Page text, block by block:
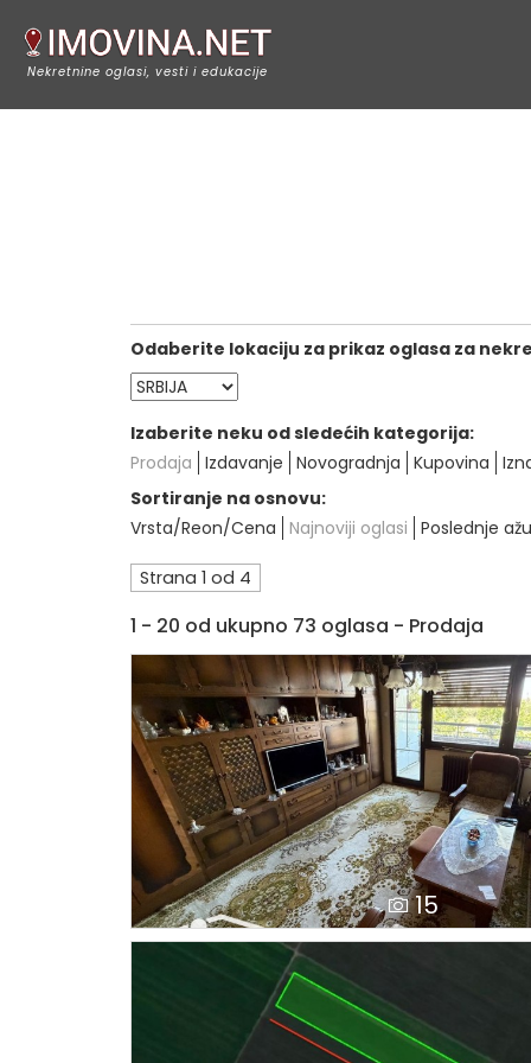
Odaberite lokaciju za prikaz oglasa za
Izaberite neku od sledećih kategorija:
Prodaja Izdavanje Novogradnja Kupovina
Sortiranje na osnovu:
Vrsta/Reon/Cena Najnoviji oglasi Poslednje
Strana 1 od 4
1 - 20 od ukupno 73 oglasa - Prodaja
15
Nekretnine oglasi, vesti i edukacije